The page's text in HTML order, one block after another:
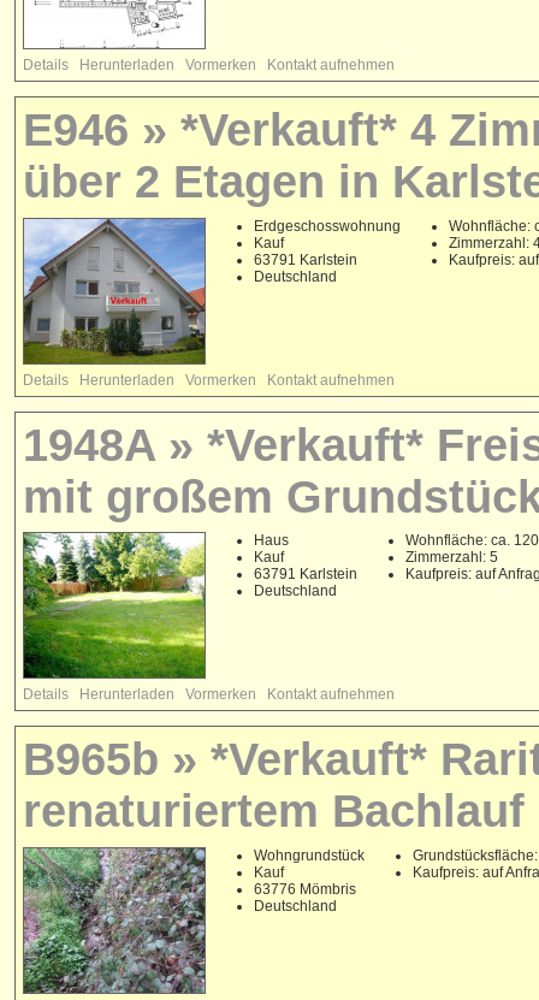
Details Herunterladen Vormerken Kontakt aufnehmen
E946 » *Verkauft* 4
über 2 Etagen in
Erdgeschosswohnung
Kauf
63791 Karlstein
Deutschland
Wohnfläche:
Zimmerzahl:
Kaufpreis:
Details Herunterladen Vormerken Kontakt aufnehmen
1948A » *Verkauft*
mit großem
Haus
Kauf
63791 Karlstein
Deutschland
Wohnfläche: ca. 120
Zimmerzahl: 5
Kaufpreis: auf
Details Herunterladen Vormerken Kontakt aufnehmen
B965b » *Verkauft*
renaturiertem Bachlauf
Wohngrundstück
Kauf
63776 Mömbris
Deutschland
Kaufpreis: auf